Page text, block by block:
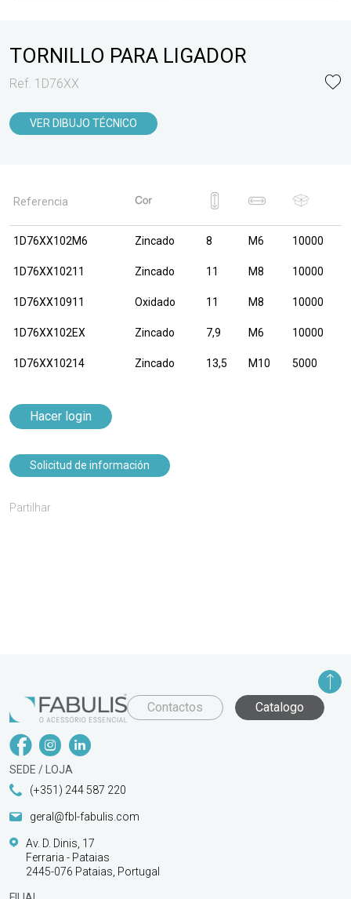
TORNILLO PARA LIGADOR
Ref. 1D76XX
VER DIBUJO TÉCNICO
Referencia
1D76XX102M6 Zincado 8 M6 10000
1D76XX10211 Zincado 11 M8 10000
1D76XX10911 Oxidado 11 M8 10000
1D76XX102EX Zincado 7,9 M6 10000
1D76XX10214 Zincado 13,5 M10 5000
Hacer login
Solicitud de información
Partilhar
Contactos Catalogo
SEDE / LOJA
(+351) 244 587 220
geral@fbl-fabulis.com
Av. D. Dinis, 17
Ferraria - Pataias
2445-076 Pataias, Portugal